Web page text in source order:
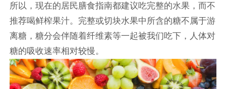
所以，现在的居民膳食指南都建议吃完整的水果，而不
推荐喝鲜榨果汁。完整或切块水果中所含的糖不属于游
离糖，糖分会伴随着纤维素等一起被我们吃下，人体对
糖的吸收速率相对较慢。